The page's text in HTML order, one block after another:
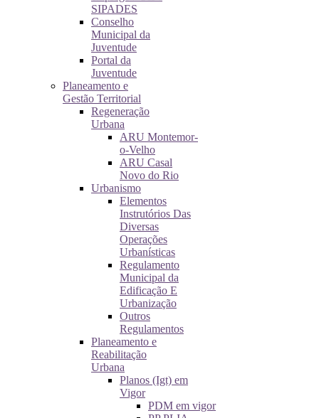
SIPADES
Conselho
Municipal da
Juventude
Portal da
Juventude
Planeamento e
Gestão Territorial
Regeneração
Urbana
ARU Montemor-
o-Velho
ARU Casal
Novo do Rio
Urbanismo
Elementos
Instrutórios Das
Diversas
Operações
Urbanísticas
Regulamento
Municipal da
Edificação E
Urbanização
Outros
Regulamentos
Planeamento e
Reabilitação
Urbana
Planos (Igt) em
Vigor
PDM em vigor